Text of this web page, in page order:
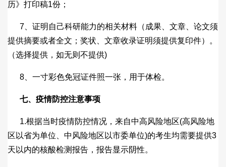
历》打印稿1份；
7、证明自己科研能力的相关材料（成果、文章、论文须
提供摘要或者全文；奖状、文章收录证明须提供复印件）。
（选择提供，如无则不提供)
8、一寸彩色免冠证件照一张，用于体检。
七、疫情防控注意事项
1.根据当时疫情防控情况，来自中高风险地区(高风险地
区以省为单位、中风险地区以市委单位)的考生均需要提供3
天以内的核酸检测报告，报告显示阴性。